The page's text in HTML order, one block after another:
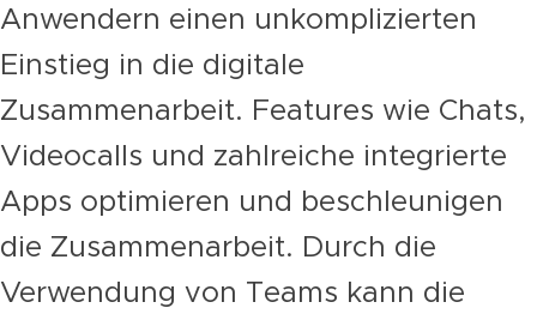
Anwendern einen unkomplizierten
Einstieg in die digitale
Zusammenarbeit. Features wie Chats,
Videocalls und zahlreiche integrierte
Apps optimieren und beschleunigen
die Zusammenarbeit. Durch die
Verwendung von Teams kann die